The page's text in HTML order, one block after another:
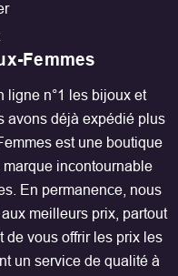
Femmes
ligne n°1 les bijoux et
avons déjà expédié plus
est une boutique
incontournable
En permanence, nous
meilleurs prix, partout
de vous offrir les prix les
un service de qualité à